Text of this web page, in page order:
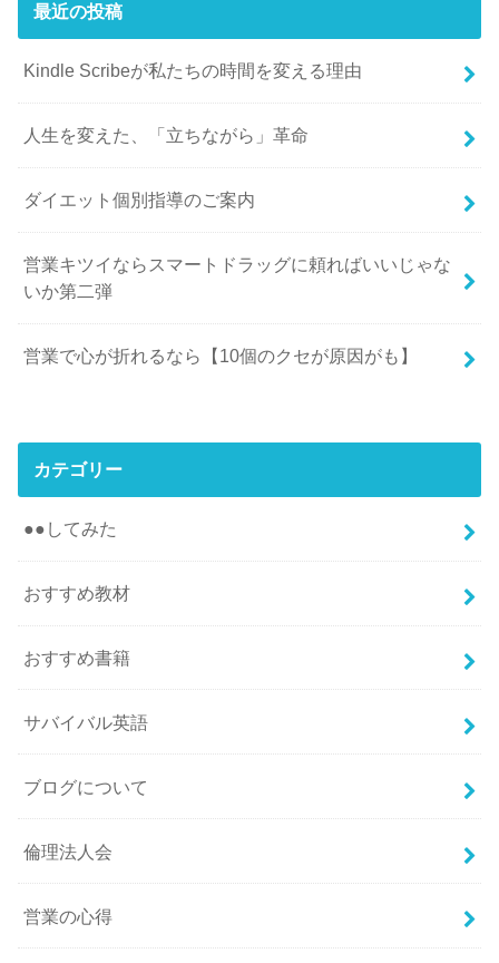
最近の投稿
Kindle Scribeが私たちの時間を変える理由
人生を変えた、「立ちながら」革命
ダイエット個別指導のご案内
営業キツイならスマートドラッグに頼ればいいじゃな
いか第二弾
営業で心が折れるなら【10個のクセが原因がも】
カテゴリー
●●してみた
おすすめ教材
おすすめ書籍
サバイバル英語
ブログについて
倫理法人会
営業の心得